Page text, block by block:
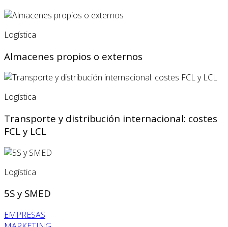
Logística
Almacenes propios o externos
Logística
Transporte y distribución internacional: costes
FCL y LCL
Logística
5S y SMED
EMPRESAS